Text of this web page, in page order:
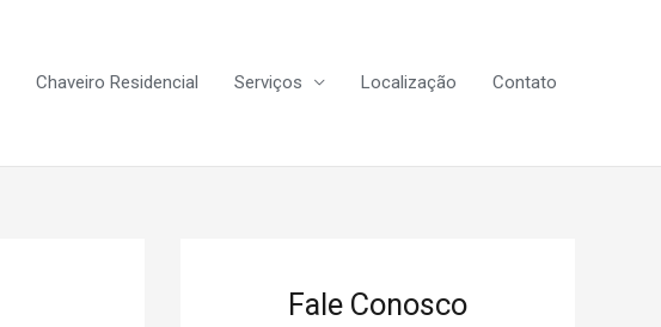
Chaveiro Residencial Serviços Localização Contato
Fale Conosco